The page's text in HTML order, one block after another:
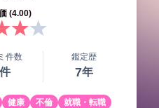
(4.00)
件数
件
鑑定歴
7年
健康 不倫 就職・転職